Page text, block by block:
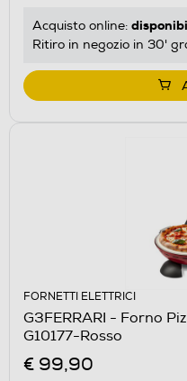
Acquisto online:
Ritiro in negozio in 30'
FORNETTI ELETTRICI
G3FERRARI - Forno
G10177-Rosso
€ 99,90